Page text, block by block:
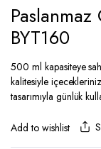
BYT160
500 ml kapasiteye
kalitesiyle
tasarımıyla günlük
Add to wishlist